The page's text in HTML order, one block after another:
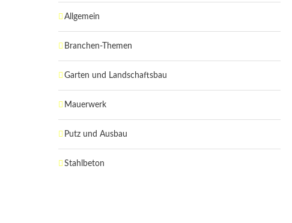
Allgemein
Branchen-Themen
Garten und Landschaftsbau
Mauerwerk
Putz und Ausbau
Stahlbeton